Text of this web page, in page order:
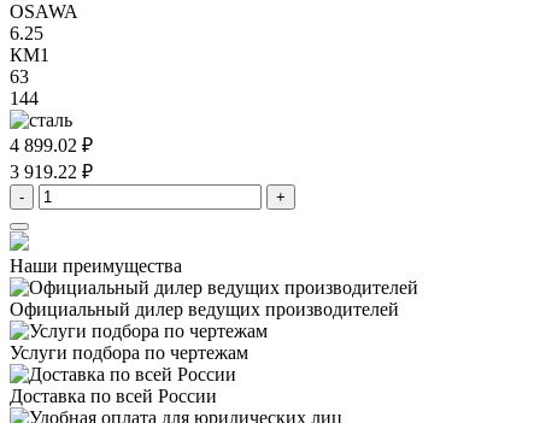
OSAWA
6.25
КМ1
63
144
4 899.02 ₽
3 919.22 ₽
- +
Наши преимущества
Официальный дилер ведущих производителей
Услуги подбора по чертежам
Доставка по всей России